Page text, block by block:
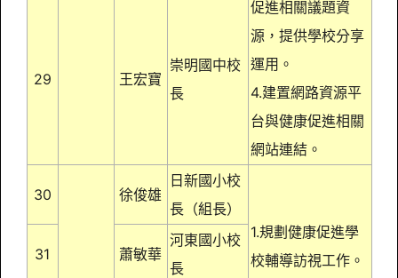
促進相關議題資
源，提供學校分享
運用。
4.建置網路資源平
台與健康促進相關
網站連結。
29 王宏寶
崇明國中校
長
30 徐俊雄
日新國小校
長（組長）
1.規劃健康促進學
校輔導訪視工作。
31 蕭敏華
河東國小校
長